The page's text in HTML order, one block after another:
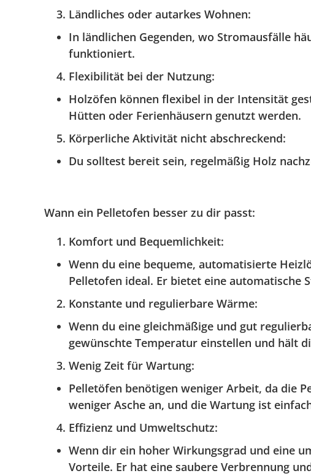
Ländliches oder autarkes Wohnen:
In ländlichen Gegenden, wo Stromausfälle
funktioniert.
Flexibilität bei der Nutzung:
Holzöfen können flexibel in der Intensität
Hütten oder Ferienhäusern genutzt werden.
Körperliche Aktivität nicht abschreckend:
Du solltest bereit sein, regelmäßig Holz
Wann ein Pelletofen besser zu dir passt:
Komfort und Bequemlichkeit:
Wenn du eine bequeme, automatisierte
Pelletofen ideal. Er bietet eine automatische
Konstante und regulierbare Wärme:
Wenn du eine gleichmäßige und gut
gewünschte Temperatur einstellen und hält
Wenig Zeit für Wartung:
Pelletöfen benötigen weniger Arbeit, da die
weniger Asche an, und die Wartung ist
Effizienz und Umweltschutz:
Wenn dir ein hoher Wirkungsgrad und eine
Vorteile. Er hat eine saubere Verbrennung